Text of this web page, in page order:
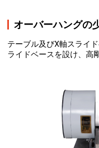
オーバーハングの
テーブル及びX軸スライ
ライドベースを設け、高